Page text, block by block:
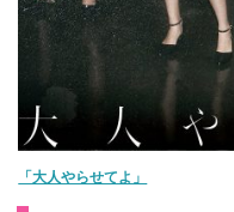
「大人やらせてよ」